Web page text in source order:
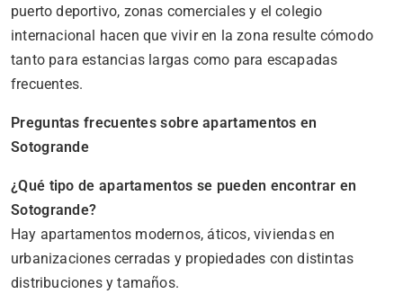
puerto deportivo, zonas comerciales y el colegio
internacional hacen que vivir en la zona resulte cómodo
tanto para estancias largas como para escapadas
frecuentes.
Preguntas frecuentes sobre apartamentos en
Sotogrande
¿Qué tipo de apartamentos se pueden encontrar en
Sotogrande?
Hay apartamentos modernos, áticos, viviendas en
urbanizaciones cerradas y propiedades con distintas
distribuciones y tamaños.